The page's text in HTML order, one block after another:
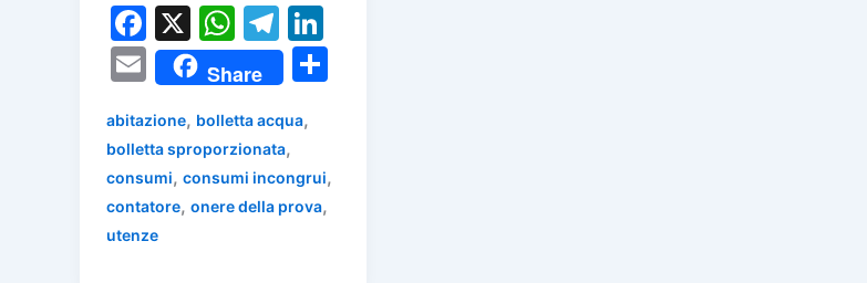
F
a
c
e
b
o
o
X
W
h
at
s
A
p
T
el
e
gr
a
m
n
k
dI
n
E
m
ai
l
Share
di
abitazione, bolletta acqua,
bolletta sproporzionata,
consumi, consumi incongrui,
contatore, onere della prova,
utenze